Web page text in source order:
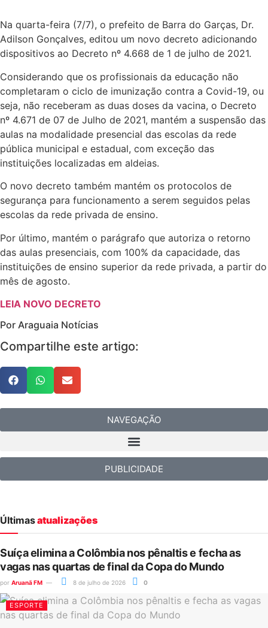
Na quarta-feira (7/7), o prefeito de Barra do Garças, Dr.
Adilson Gonçalves, editou um novo decreto adicionando
dispositivos ao Decreto nº 4.668 de 1 de julho de 2021.
Considerando que os profissionais da educação não
completaram o ciclo de imunização contra a Covid-19, ou
seja, não receberam as duas doses da vacina, o Decreto
nº 4.671 de 07 de Julho de 2021, mantém a suspensão das
aulas na modalidade presencial das escolas da rede
pública municipal e estadual, com exceção das
instituições localizadas em aldeias.
O novo decreto também mantém os protocolos de
segurança para funcionamento a serem seguidos pelas
escolas da rede privada de ensino.
Por último, mantém o parágrafo que autoriza o retorno
das aulas presenciais, com 100% da capacidade, das
instituições de ensino superior da rede privada, a partir do
mês de agosto.
LEIA NOVO DECRETO
Por Araguaia Notícias
Compartilhe este artigo:
NAVEGAÇÃO
PUBLICIDADE
Últimasatualizações
Suíça elimina a Colômbia nos pênaltis e fecha as
vagas nas quartas de final da Copa do Mundo
por Aruanã FM 8 de julho de 2026 0
ESPORTE